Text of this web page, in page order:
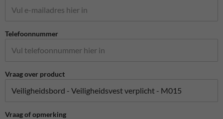
Telefoonnummer
Vraag over product
Vraag of opmerking